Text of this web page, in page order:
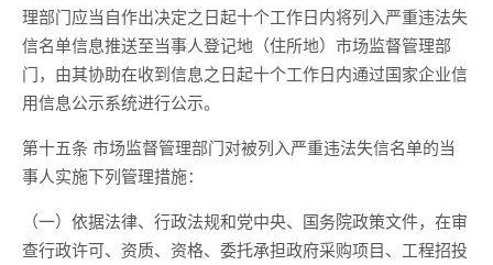
理部门应当自作出决定之日起十个工作日内将列入严重违法失
信名单信息推送至当事人登记地（住所地）市场监督管理部
门，由其协助在收到信息之日起十个工作日内通过国家企业信
用信息公示系统进行公示。
第十五条 市场监督管理部门对被列入严重违法失信名单的当
事人实施下列管理措施：
（一）依据法律、行政法规和党中央、国务院政策文件，在审
查行政许可、资质、资格、委托承担政府采购项目、工程招投